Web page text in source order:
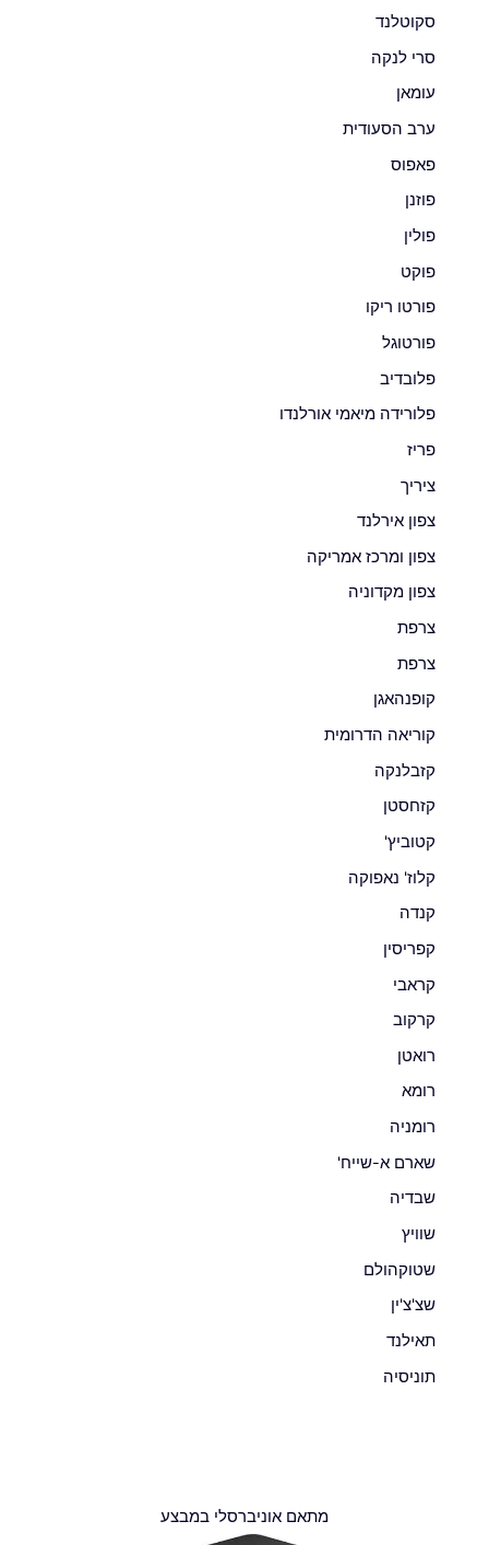
סקוטלנד
סרי לנקה
עומאן
ערב הסעודית
פאפוס
פוזנן
פולין
פוקט
פורטו ריקו
פורטוגל
פלובדיב
פלורידה מיאמי אורלנדו
פריז
ציריך
צפון אירלנד
צפון ומרכז אמריקה
צפון מקדוניה
צרפת
צרפת
קופנהאגן
קוריאה הדרומית
קזבלנקה
קזחסטן
קטוביץ'
קלוז' נאפוקה
קנדה
קפריסין
קראבי
קרקוב
רואטן
רומא
רומניה
שארם א-שייח'
שבדיה
שוויץ
שטוקהולם
שצ'צ'ין
תאילנד
תוניסיה
מתאם אוניברסלי במבצע